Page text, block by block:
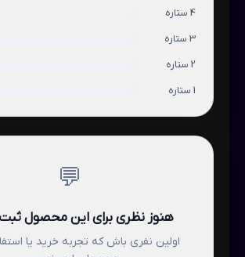
4 ستاره
3 ستاره
2 ستاره
1 ستاره
💬
هنوز نظری برای این محصول
اولین نفری باش که تجربه خرید یا